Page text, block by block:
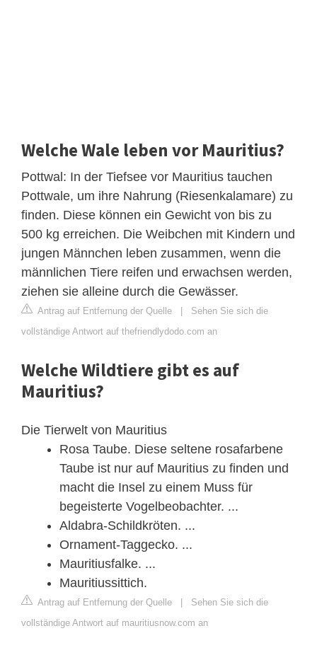
Welche Wale leben vor Mauritius?
Pottwal: In der Tiefsee vor Mauritius tauchen
Pottwale, um ihre Nahrung (Riesenkalamare) zu
finden. Diese können ein Gewicht von bis zu
500 kg erreichen. Die Weibchen mit Kindern und
jungen Männchen leben zusammen, wenn die
männlichen Tiere reifen und erwachsen werden,
ziehen sie alleine durch die Gewässer.
Antrag auf Entfernung der Quelle
Sehen Sie sich die
vollständige Antwort auf thefriendlydodo.com an
Welche Wildtiere gibt es auf
Mauritius?
Die Tierwelt von Mauritius
Rosa Taube. Diese seltene rosafarbene
Taube ist nur auf Mauritius zu finden und
macht die Insel zu einem Muss für
begeisterte Vogelbeobachter. ...
Aldabra-Schildkröten. ...
Ornament-Taggecko. ...
Mauritiusfalke. ...
Mauritiussittich.
Antrag auf Entfernung der Quelle
Sehen Sie sich die
vollständige Antwort auf mauritiusnow.com an